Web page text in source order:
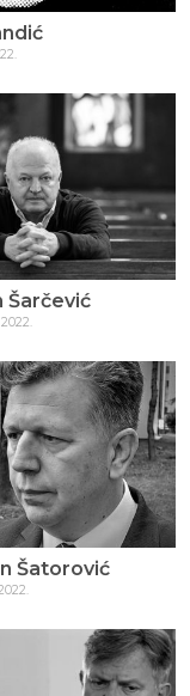
Šarčević
Šatorović